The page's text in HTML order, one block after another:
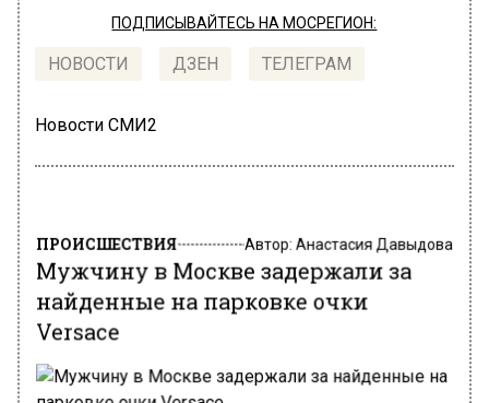
ПОДПИСЫВАЙТЕСЬ НА МОСРЕГИОН:
НОВОСТИ ДЗЕН ТЕЛЕГРАМ
Новости СМИ2
ПРОИСШЕСТВИЯ Автор: Анастасия Давыдова
Мужчину в Москве задержали за
найденные на парковке очки
Versace